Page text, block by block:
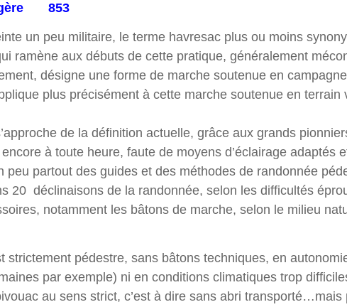
853
un peu militaire, le terme havresac plus ou moins
ramène aux débuts de cette pratique, généralement
désigne une forme de marche soutenue en
plus précisément à cette marche soutenue en
de la définition actuelle, grâce aux grands
à toute heure, faute de moyens d’éclairage adaptés
peu partout des guides et des méthodes de randonnée
20 déclinaisons de la randonnée, selon les difficultés
notamment les bâtons de marche, selon le milieu
strictement pédestre, sans bâtons techniques, en
par exemple) ni en conditions climatiques trop
au sens strict, c’est à dire sans abri